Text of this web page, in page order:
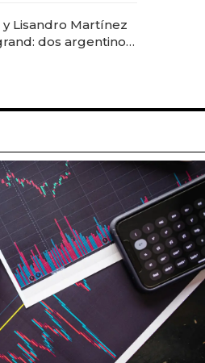
premium"
Lisandro Martínez
dos argentinos